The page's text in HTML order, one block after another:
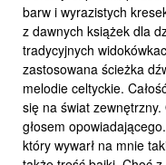
barw i wyrazistych
z dawnych książek dla
tradycyjnych
zastosowana ścieżka
melodie celtyckie.
się na świat
głosem
który wywarł na mnie